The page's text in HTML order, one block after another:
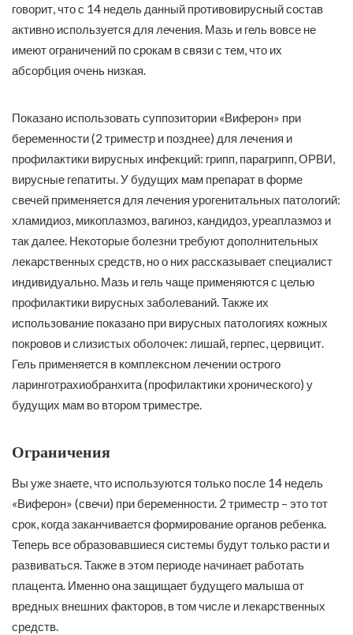
говорит, что с 14 недель данный противовирусный состав
активно используется для лечения. Мазь и гель вовсе не
имеют ограничений по срокам в связи с тем, что их
абсорбция очень низкая.
Показано использовать суппозитории «Виферон» при
беременности (2 триместр и позднее) для лечения и
профилактики вирусных инфекций: грипп, парагрипп, ОРВИ,
вирусные гепатиты. У будущих мам препарат в форме
свечей применяется для лечения урогенитальных патологий:
хламидиоз, микоплазмоз, вагиноз, кандидоз, уреаплазмоз и
так далее. Некоторые болезни требуют дополнительных
лекарственных средств, но о них рассказывает специалист
индивидуально. Мазь и гель чаще применяются с целью
профилактики вирусных заболеваний. Также их
использование показано при вирусных патологиях кожных
покровов и слизистых оболочек: лишай, герпес, цервицит.
Гель применяется в комплексном лечении острого
ларинготрахиобранхита (профилактики хронического) у
будущих мам во втором триместре.
Ограничения
Вы уже знаете, что используются только после 14 недель
«Виферон» (свечи) при беременности. 2 триместр – это тот
срок, когда заканчивается формирование органов ребенка.
Теперь все образовавшиеся системы будут только расти и
развиваться. Также в этом периоде начинает работать
плацента. Именно она защищает будущего малыша от
вредных внешних факторов, в том числе и лекарственных
средств.